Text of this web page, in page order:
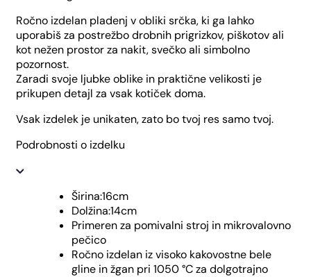
Ročno izdelan pladenj v obliki srčka, ki ga lahko
uporabiš za postrežbo drobnih prigrizkov, piškotov ali
kot nežen prostor za nakit, svečko ali simbolno
pozornost.
Zaradi svoje ljubke oblike in praktične velikosti je
prikupen detajl za vsak kotiček doma.
Vsak izdelek je unikaten, zato bo tvoj res samo tvoj.
Podrobnosti o izdelku
Širina:16cm
Dolžina:14cm
Primeren za pomivalni stroj in mikrovalovno
pečico
Ročno izdelan iz visoko kakovostne bele
gline in žgan pri 1050 °C za dolgotrajno